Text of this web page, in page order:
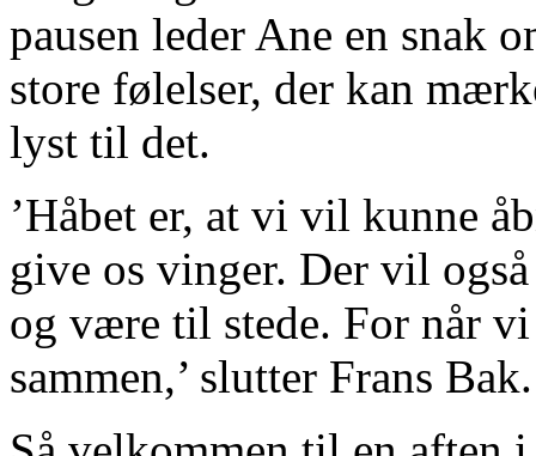
pausen leder Ane en snak
store følelser, der kan
lyst til det.
’Håbet er, at vi vil kunne
give os vinger. Der vil
og være til stede. For når
sammen,’ slutter Frans